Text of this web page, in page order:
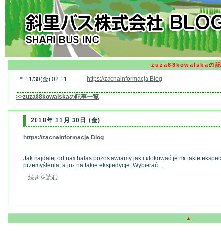
zuza88kowalskaの
■ 11/30(金) 02:11 https://zacnainformacja Blog
>>zuza88kowalskaの記事一覧
2018年 11月 30日 (金)
https://zacnainformacja Blog
Jak najdalej od nas hałas pozostawiamy jak i ulokować je na takie
przemyślenia, a już na takie ekspedycje. Wybierać....
続きを読む
▲